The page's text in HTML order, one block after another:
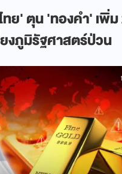
ย' ตุน 'ทองคำ' เพิ่ม
งภูมิรัฐศาสตร์ป่วน